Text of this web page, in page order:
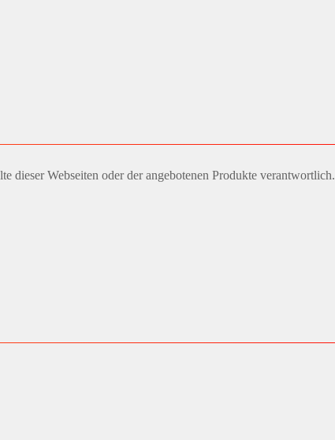
dieser Webseiten oder der angebotenen Produkte verantwortlich.